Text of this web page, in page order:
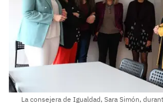
La consejera de Igualdad, Sara Simón,